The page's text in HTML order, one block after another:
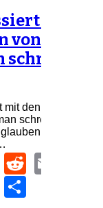
mit
Babys,
schreien
mit den Körpern von
schreien lässt
dass es
TwitterReddit
Copy